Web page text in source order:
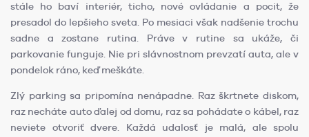
stále ho baví interiér, ticho, nové ovládanie a pocit, že
presadol do lepšieho sveta. Po mesiaci však nadšenie trochu
sadne a zostane rutina. Práve v rutine sa ukáže, či
parkovanie funguje. Nie pri slávnostnom prevzatí auta, ale v
pondelok ráno, keď meškáte.
Zlý parking sa pripomína nenápadne. Raz škrtnete diskom,
raz necháte auto ďalej od domu, raz sa pohádate o kábel, raz
neviete otvoriť dvere. Každá udalosť je malá, ale spolu